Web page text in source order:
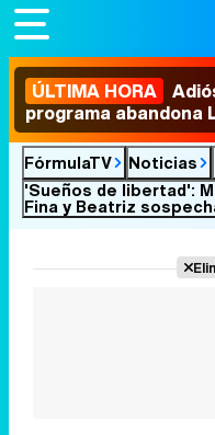
ÚLTIMA HORA
programa abandona
FórmulaTV Noticias
'Sueños de libertad':
Fina y Beatriz